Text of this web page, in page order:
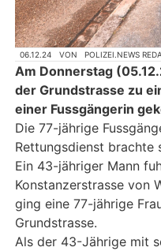
06.12.24 VON POLIZEI.NEWS
Am Donnerstag
der Grundstrasse zu
einer Fussgängerin
Die 77-jährige
Rettungsdienst brachte
Ein 43-jähriger Mann
Konstanzerstrasse von
ging eine 77-jährige
Grundstrasse.
Als der 43-Jährige mit